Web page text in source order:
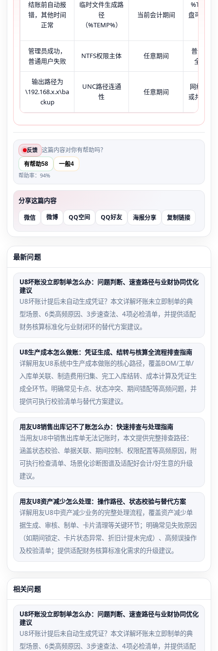
结账前自动报
错，其他时间
正常
临时文件生成路
径
（%TEMP%）
当前会计期间
盘可用＜
管理员成功，
普通用户失败
NTFS权限主体 任意期间
普通用户
全控制’
输出路径为
\192.168.x.x\ba
ckup
UNC路径连通
性
任意期间
网络延迟
或共享权
反馈 这篇内容对你有帮助吗？
有帮助58 一般4
帮助率：94%
分享这篇内容
微信 微博 QQ空间 QQ好友 海报分享 复制链接
最新问题
U8坏账没立即制单怎么办：问题判断、速查路径与业财协同优化
建议
U8坏账计提后未自动生成凭证？本文详解坏账未立即制单的典
型场景、6类高频原因、3步速查法、4项必检清单，并提供适配
财务核算标准化与业财闭环的替代方案建议。
U8生产成本怎么做账：凭证生成、结转与核算全流程排查指南
详解用友U8系统中生产成本做账的核心路径，覆盖BOM/工单/
入库单关联、制造费用归集、完工入库结转、成本计算及凭证生
成全环节。明确常见卡点、状态冲突、期间错配等高频问题，并
提供可执行校验清单与替代方案建议。
用友U8销售出库记不了账怎么办：快速排查与处理指南
当用友U8中销售出库单无法记账时，本文提供完整排查路径：
涵盖状态校验、单据关联、期间控制、权限配置等高频原因，附
可执行检查清单、场景化诊断图谱及适配好会计/好生意的升级
建议。
用友U8资产减少怎么处理：操作路径、状态校验与替代方案
详解用友U8中资产减少业务的完整处理流程，覆盖资产减少单
据生成、审核、制单、卡片清理等关键环节；明确常见失败原因
（如期间锁定、卡片状态异常、折旧计提未完成）、高频误操作
及校验清单；提供适配财务核算标准化需求的升级建议。
相关问题
U8坏账没立即制单怎么办：问题判断、速查路径与业财协同优化
建议
U8坏账计提后未自动生成凭证？本文详解坏账未立即制单的典
型场景、6类高频原因、3步速查法、4项必检清单，并提供适配